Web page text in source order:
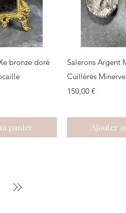
rapide
bronze doré
panier
Aperçu
Salerons Argent
Cuillères
Prix
150,00 €
Ajouter